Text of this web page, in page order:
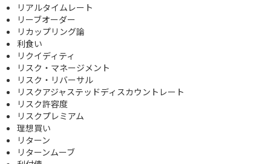
リアルタイムレート
リーブオーダー
リカップリング論
利食い
リクイディティ
リスク・マネージメント
リスク・リバーサル
リスクアジャステッドディスカウントレート
リスク許容度
リスクプレミアム
理想買い
リターン
リターンムーブ